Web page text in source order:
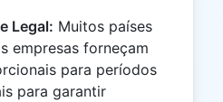
Legal: Muitos países
empresas forneçam
para períodos
para garantir